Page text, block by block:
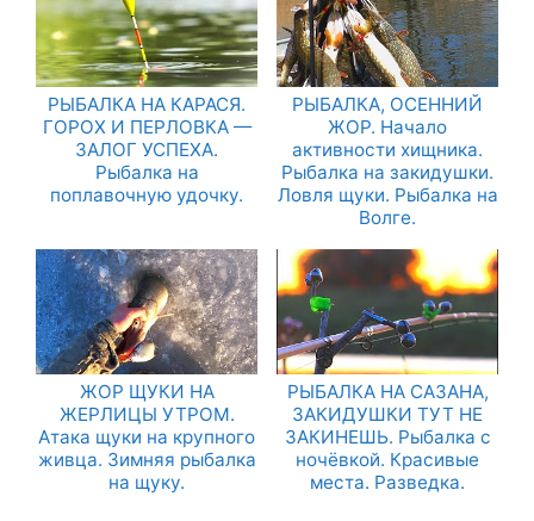
РЫБАЛКА НА КАРАСЯ.
ГОРОХ И ПЕРЛОВКА —
ЗАЛОГ УСПЕХА.
Рыбалка на
поплавочную удочку.
РЫБАЛКА, ОСЕННИЙ
ЖОР. Начало
активности хищника.
Рыбалка на закидушки.
Ловля щуки. Рыбалка на
Волге.
ЖОР ЩУКИ НА
ЖЕРЛИЦЫ УТРОМ.
Атака щуки на крупного
живца. Зимняя рыбалка
на щуку.
РЫБАЛКА НА САЗАНА,
ЗАКИДУШКИ ТУТ НЕ
ЗАКИНЕШЬ. Рыбалка с
ночёвкой. Красивые
места. Разведка.